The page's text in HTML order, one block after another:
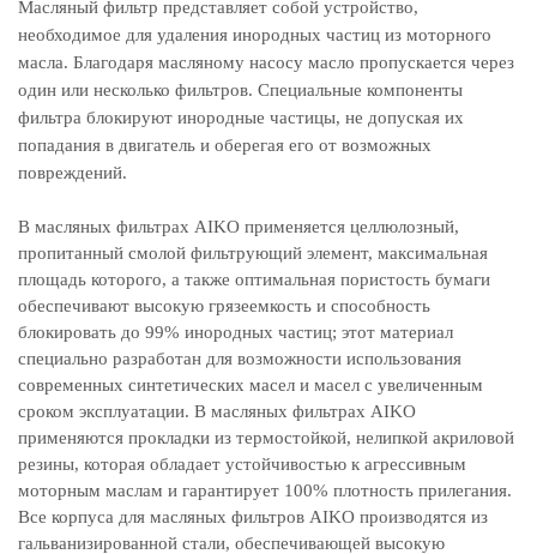
Масляный фильтр представляет собой устройство,
необходимое для удаления инородных частиц из моторного
масла. Благодаря масляному насосу масло пропускается через
один или несколько фильтров. Специальные компоненты
фильтра блокируют инородные частицы, не допуская их
попадания в двигатель и оберегая его от возможных
повреждений.
В масляных фильтрах AIKO применяется целлюлозный,
пропитанный смолой фильтрующий элемент, максимальная
площадь которого, а также оптимальная пористость бумаги
обеспечивают высокую грязеемкость и способность
блокировать до 99% инородных частиц; этот материал
специально разработан для возможности использования
современных синтетических масел и масел с увеличенным
сроком эксплуатации. В масляных фильтрах AIKO
применяются прокладки из термостойкой, нелипкой акриловой
резины, которая обладает устойчивостью к агрессивным
моторным маслам и гарантирует 100% плотность прилегания.
Все корпуса для масляных фильтров AIKO производятся из
гальванизированной стали, обеспечивающей высокую